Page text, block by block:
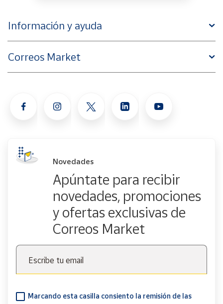
Información y ayuda
Correos Market
Novedades
Apúntate para recibir
novedades, promociones
y ofertas exclusivas de
Correos Market
Escribe tu email
Marcando esta casilla consiento la remisión de las